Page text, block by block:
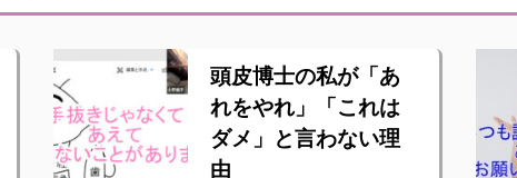
頭皮博士の私が「あ
れをやれ」「これは
ダメ」と言わない理
由